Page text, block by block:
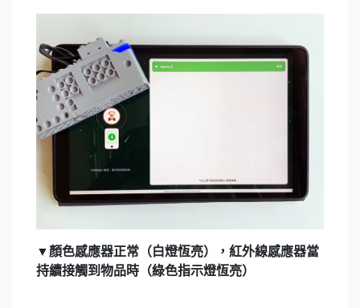
▼顏色感應器正常（白燈恆亮），紅外線感應器當
持續接觸到物品時（綠色指示燈恆亮）